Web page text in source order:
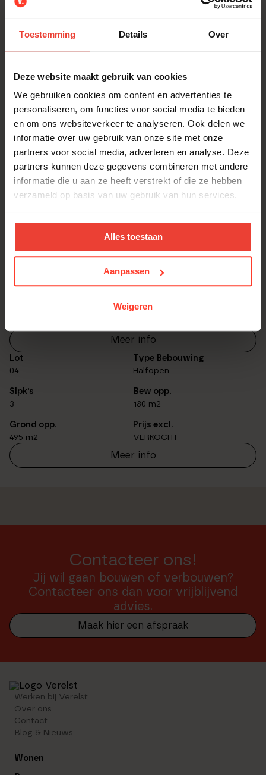
Toestemming Details Over
Deze website maakt gebruik van cookies
We gebruiken cookies om content en advertenties te
personaliseren, om functies voor social media te bieden
en om ons websiteverkeer te analyseren. Ook delen we
informatie over uw gebruik van onze site met onze
partners voor social media, adverteren en analyse. Deze
partners kunnen deze gegevens combineren met andere
informatie die u aan ze heeft verstrekt of die ze hebben
verzameld op basis van uw gebruik van hun services.
Alles toestaan
Aanpassen
Weigeren
woning binnenin wordt afgewerkt en ingericht. Wij weten
immers als geen ander dat jouw woning het verhaal moet
vertellen van wie je bent en waar je van houdt. Graag
begeleiden wij je van A tot Z bij het zorgeloos realiseren van
jouw woondroom. Neem zeker contact voor een vrijblijvend
015 30 03 60.
Lot
01
Type Bebouwing
Halfopen
Slpk's
180 m2
Grond opp. Prijs excl.
Meer info
03
Type Bebouwing
Halfopen
3
Bew opp.
180 m2
Prijs excl.
Meer info
Lot
04
Type Bebouwing
Halfopen
Slpk's
3
Bew opp.
180 m2
Grond opp.
495 m2
Prijs excl.
VERKOCHT
Meer info
Contacteer ons!
Jij wil gaan bouwen of verbouwen?
Contacteer ons dan voor vrijblijvend
advies.
Maak hier een afspraak
Werken bij Verelst
Over ons
Contact
Blog & Nieuws
Wonen